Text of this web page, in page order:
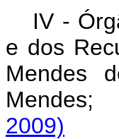
IV -
e dos
Mendes
2009)